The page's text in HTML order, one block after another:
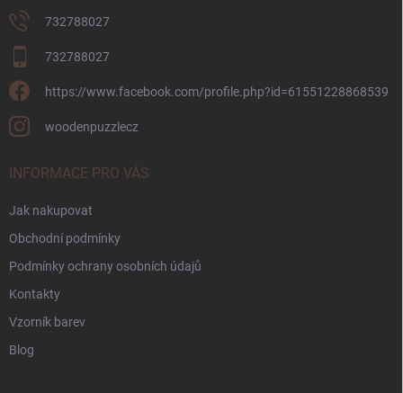
732788027
732788027
https://www.facebook.com/profile.php?id=61551228868539
woodenpuzzlecz
INFORMACE PRO VÁS
Jak nakupovat
Obchodní podmínky
Podmínky ochrany osobních údajů
Kontakty
Vzorník barev
Blog